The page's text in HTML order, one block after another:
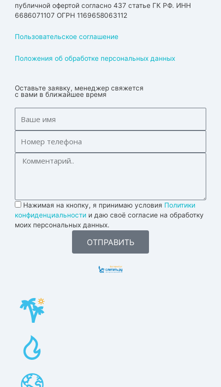
публичной офертой согласно 437 статье ГК РФ. ИНН
6686071107 ОГРН 1169658063112
Пользовательское соглашение
Положения об обработке персональных данных
Оставьте заявку, менеджер свяжется
с вами в ближайшее время
Нажимая на кнопку, я принимаю условия Политики
конфиденциальности и даю своё согласие на обработку
моих персональных данных.
ОТПРАВИТЬ